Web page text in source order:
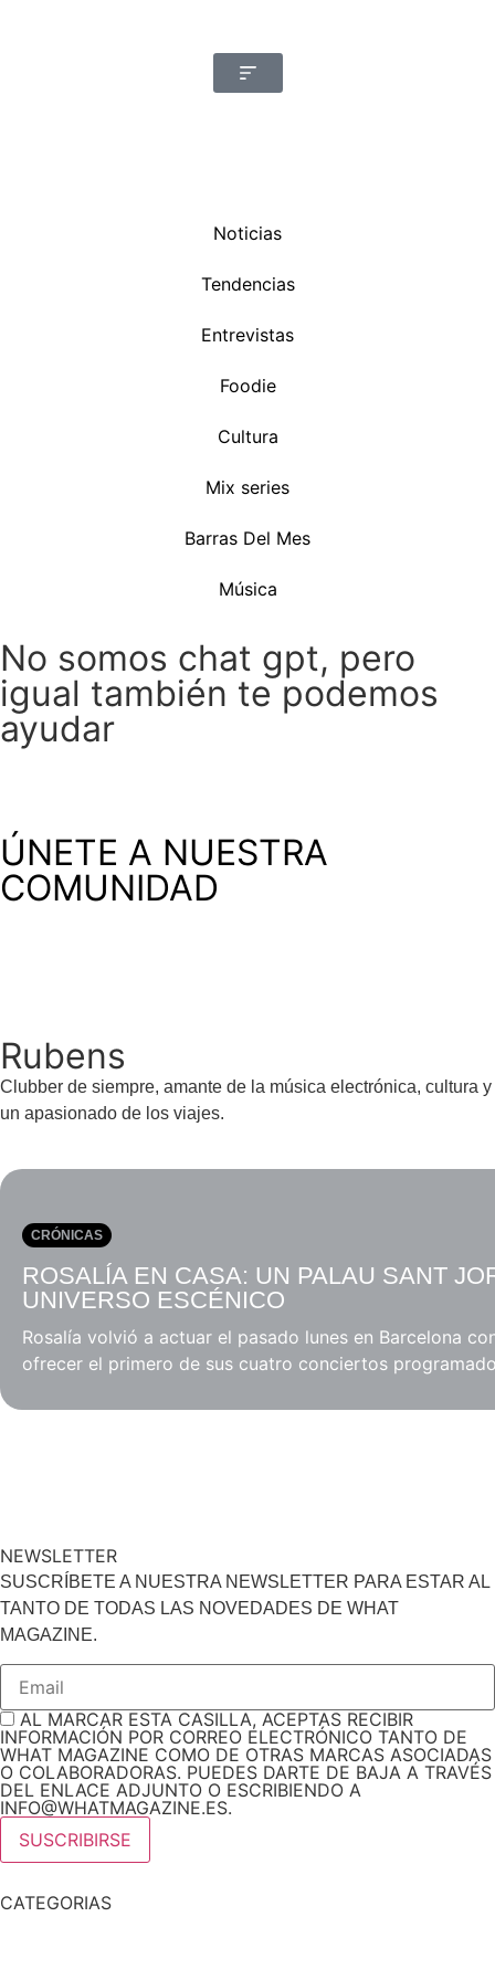
Noticias
Tendencias
Entrevistas
Foodie
Cultura
Mix series
Barras Del Mes
Música
No somos chat gpt, pero
igual también te podemos
ayudar
ÚNETE A NUESTRA
COMUNIDAD
Rubens
Clubber de siempre, amante de la música electrónica, cultura y
un apasionado de los viajes.
CRÓNICAS
ROSALÍA EN CASA: UN PALAU SANT
UNIVERSO ESCÉNICO
Rosalía volvió a actuar el pasado lunes en Barcelona
ofrecer el primero de sus cuatro conciertos
NEWSLETTER
SUSCRÍBETE A NUESTRA NEWSLETTER PARA ESTAR AL
TANTO DE TODAS LAS NOVEDADES DE WHAT
MAGAZINE.
AL MARCAR ESTA CASILLA, ACEPTAS RECIBIR
INFORMACIÓN POR CORREO ELECTRÓNICO TANTO DE
WHAT MAGAZINE COMO DE OTRAS MARCAS ASOCIADAS
O COLABORADORAS. PUEDES DARTE DE BAJA A TRAVÉS
DEL ENLACE ADJUNTO O ESCRIBIENDO A
INFO@WHATMAGAZINE.ES.
CATEGORIAS